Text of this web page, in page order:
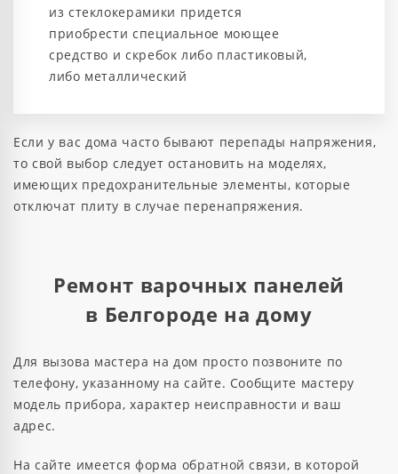
из стеклокерамики придется
приобрести специальное моющее
средство и скребок либо пластиковый,
либо металлический
Если у вас дома часто бывают перепады напряжения,
то свой выбор следует остановить на моделях,
имеющих предохранительные элементы, которые
отключат плиту в случае перенапряжения.
Ремонт варочных панелей
в Белгороде на дому
Для вызова мастера на дом просто позвоните по
телефону, указанному на сайте. Сообщите мастеру
модель прибора, характер неисправности и ваш
адрес.
На сайте имеется форма обратной связи, в которой